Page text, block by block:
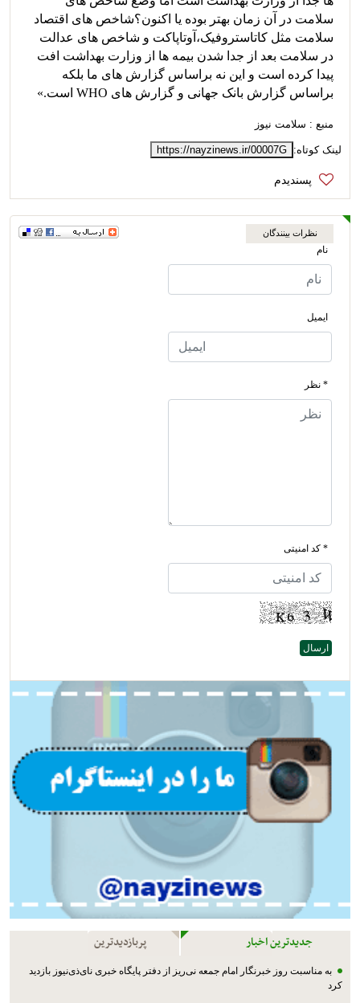
سلامت در آن زمان بهتر بوده یا اکنون؟شاخص های اقتصاد
سلامت مثل کاتاستروفیک،آوتاپاکت و شاخص های عدالت
در سلامت بعد از جدا شدن بیمه ها از وزارت بهداشت افت
پیدا کرده است و این نه براساس گزارش های ما بلکه
براساس گزارش بانک جهانی و گزارش های WHO است.»
منبع : سلامت نیوز
لینک کوتاه: https://nayzinews.ir/00007G
نظرات بینندگان
نام
ایمیل
* نظر
* کد امنیتی
جدیدترین اخبار پربازدیدترین
به مناسبت روز خبرنگار امام جمعه نی‌ریز از دفتر پایگاه خبری نای‌ذی‌نیوز بازدید
کرد